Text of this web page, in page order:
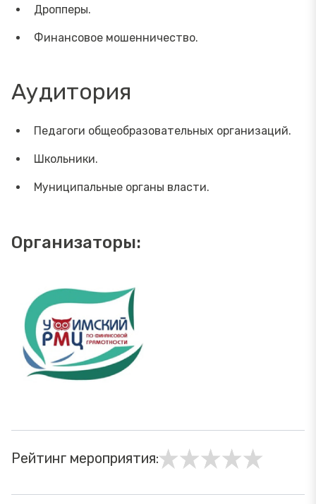
Дропперы.
Финансовое мошенничество.
Аудитория
Педагоги общеобразовательных организаций.
Школьники.
Муниципальные органы власти.
Организаторы:
Рейтинг мероприятия: